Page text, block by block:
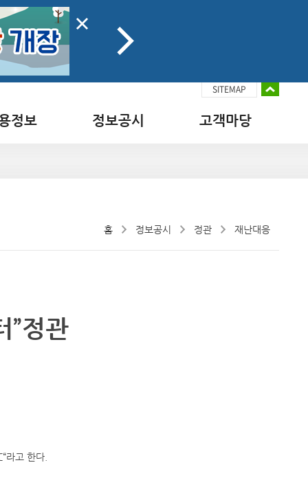
SITEMAP
정보 정보공시 고객마당
홈 정보공시 정관 재난대응
”정관
라고 한다.